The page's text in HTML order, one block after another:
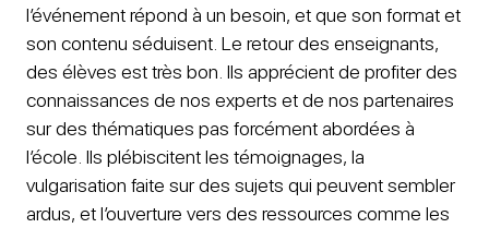
l’événement répond à un besoin, et que son format et
son contenu séduisent. Le retour des enseignants,
des élèves est très bon. Ils apprécient de profiter des
connaissances de nos experts et de nos partenaires
sur des thématiques pas forcément abordées à
l’école. Ils plébiscitent les témoignages, la
vulgarisation faite sur des sujets qui peuvent sembler
ardus, et l’ouverture vers des ressources comme les